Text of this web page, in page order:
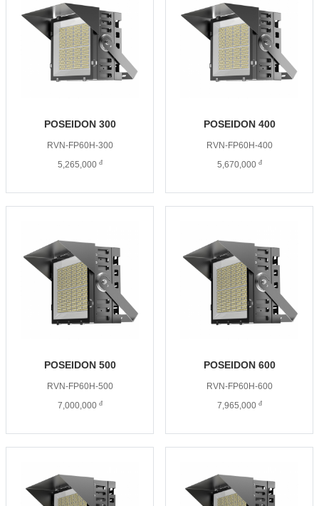
POSEIDON 300
RVN-FP60H-300
5,265,000 đ
POSEIDON 400
RVN-FP60H-400
5,670,000 đ
POSEIDON 500
RVN-FP60H-500
7,000,000 đ
POSEIDON 600
RVN-FP60H-600
7,965,000 đ